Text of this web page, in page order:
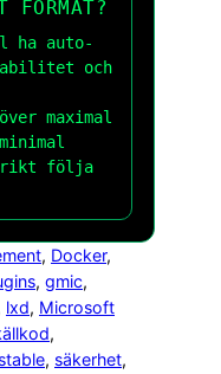
FORMAT?
ha auto-
och
maximal
följa
, Docker
, gmic
lxd, Microsoft
, säkerhet